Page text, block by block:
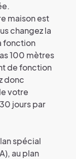
maison est
changez la
fonction
100 mètres
de fonction
donc
votre
jours par
spécial
au plan